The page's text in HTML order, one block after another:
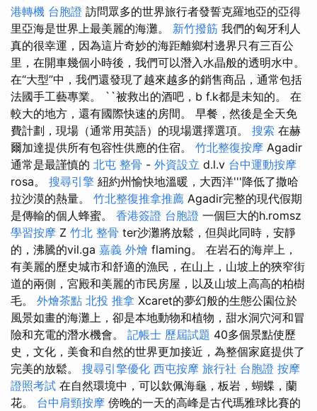
港轉機 台胞證 訪問眾多的世界旅行者發誓克羅地亞的亞得
里亞海是世界上最美麗的海灘。 新竹撥筋 我們的匈牙利人
真的很幸運，因為這片奇妙的海距離鄉村邊界只有三百公
里，在開車幾個小時後，我們可以潛入水晶般的透明水中。
在“大型”中，我們還發現了越來越多的銷售商品，通常包括
法國手工藝專業。 ``被救出的酒吧，b f.k都是未知的。 在
較大的地方，還有國際快速的房間。 早餐，然後是全天免
費計劃，現場（通常用英語）的現場選擇選項。 搜索 在赫
爾加達提供所有包容性供應的住宿。 竹北整復按摩 Agadir
通常是最謹慎的 北屯 整骨 - 外資設立 d.l.v 台中運動按摩
rosa。 搜尋引擎 紐約州愉快地溫暖，大西洋'''降低了撒哈
拉沙漠的熱量。 竹北整復推拿推薦 Agadir完整的現代假期
是傳輸的個人蜂蜜。 香港簽證 台胞證 一個巨大的h.romsz
學習按摩 Z 竹北 整骨 ter沙灘將放鬆，但與此同時，安靜
的，沸騰的vil.ga 嘉義 外燴 flaming。 在岩石的海岸上，
有美麗的歷史城市和舒適的漁民，在山上，山坡上的狹窄街
道的兩側，宮殿和美麗的市民房屋，以及山坡上高高的柏樹
毛。 外燴茶點 北投 推拿 Xcaret的夢幻般的生態公園位於
風景如畫的海灘上，卻是本地動物和植物，甜水洞穴河和冒
險和充電的潛水機會。 記帳士 歷屆試題 40多個景點使歷
史，文化，美食和自然的世界更加接近，為整個家庭提供了
完美的放鬆。 搜尋引擎優化 西屯按摩 旅行社 台胞證 按摩
證照考試 在自然環境中，可以欽佩海龜，板岩，蝴蝶，蘭
花。 台中肩頸按摩 傍晚的一天的高峰是古代瑪雅球比賽的